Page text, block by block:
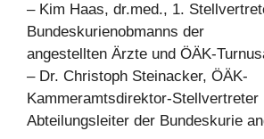
– Kim Haas, dr.med., 1.
Bundeskurienobmanns der
angestellten Ärzte und ÖÄK-
– Dr. Christoph Steinacker, ÖÄK-
Kammeramtsdirektor-Stellvertreter
Abteilungsleiter der Bundeskurie